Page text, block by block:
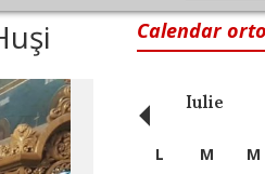
Calendar
Iulie
‹ L M M